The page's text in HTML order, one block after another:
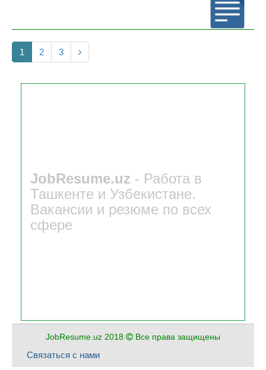
1 2 3
JobResume.uz - Работа в
Ташкенте и Узбекистане.
Вакансии и резюме по всех
сфере
JobResume.uz 2018 Все права защищены
Связаться с нами